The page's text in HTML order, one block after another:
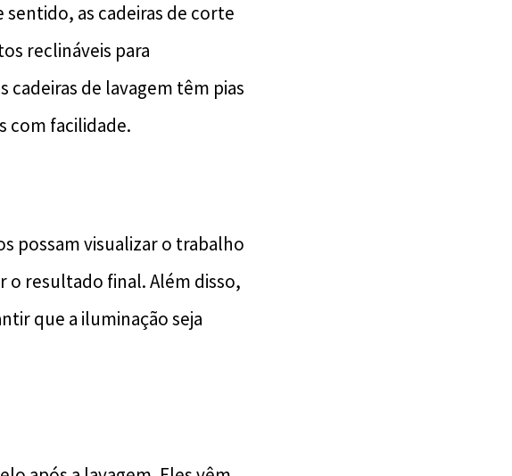
as cadeiras de corte
reclináveis para
de lavagem têm pias
com facilidade.
possam visualizar o trabalho
o resultado final. Além disso,
que a iluminação seja